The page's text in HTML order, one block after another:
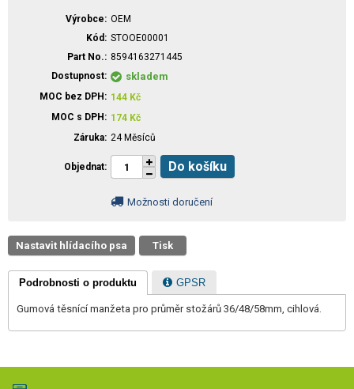
Výrobce
OEM
Kód
STOOE00001
Part No.
8594163271445
Dostupnost
skladem
MOC bez DPH 144 Kč
MOC s DPH
174 Kč
Záruka 24 Měsíců
Objednat Do košíku
Možnosti doručení
Nastavit hlídacího psa Tisk
Podrobnosti o produktu GPSR
Gumová těsnící manžeta pro průměr stožárů 36/48/58mm, cihlová.